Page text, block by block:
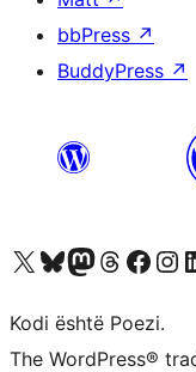
bbPress ↗
BuddyPress ↗
Vizitoni llogarinë tonë X (ish Twitter)
Vizitoni llogarinë tonë Bluesky
Vizitoni llogarinë tonë
Vizitoni llogarinë tonë
Vizitoni faqen
Vizitoni
Kodi është Poezi.
The WordPress®